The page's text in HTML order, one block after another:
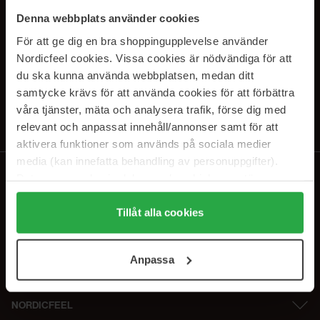
Denna webbplats använder cookies
För att ge dig en bra shoppingupplevelse använder
Nordicfeel cookies. Vissa cookies är nödvändiga för att
du ska kunna använda webbplatsen, medan ditt
samtycke krävs för att använda cookies för att förbättra
våra tjänster, mäta och analysera trafik, förse dig med
relevant och anpassat innehåll/annonser samt för att
aktivera funktioner som används på sociala medier
media (kan innefatta behandling av personuppgifter).
Genom att trycka på "Tillåt alla cookies" accepterar du
alla cookies, medan du under "Detaljer" kan anpassa
användningen av cookies. Du kan när som helst återkalla
samt vår Integritetspolicy.
Tillåt alla cookies
Anpassa
PRENUMERERA PÅ VÅRA
NYHETSBREV
E-postadress
Genom att prenumerera accepterar du vårIntegritetspolicy.
NORDICFEEL